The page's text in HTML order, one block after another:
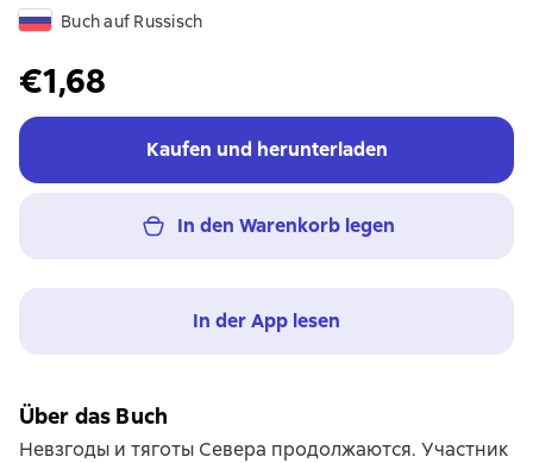
Buch auf Russisch
€1,68
Kaufen und herunterladen
In den Warenkorb legen
In der App lesen
Über das Buch
Невзгоды и тяготы Севера продолжаются. Участник